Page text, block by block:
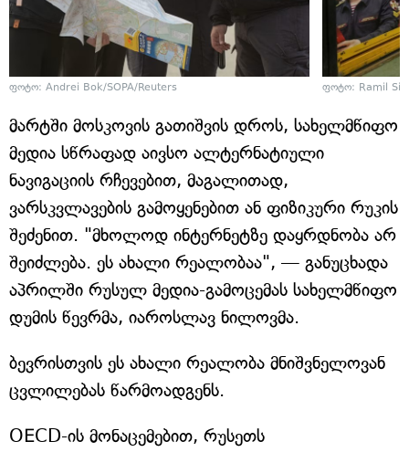
ფოტო: Andrei Bok/SOPA/Reuters ფოტო: Ramil
მარტში მოსკოვის გათიშვის დროს, სახელმწიფო
მედია სწრაფად აივსო ალტერნატიული
ნავიგაციის რჩევებით, მაგალითად,
ვარსკვლავების გამოყენებით ან ფიზიკური რუკის
შეძენით. "მხოლოდ ინტერნეტზე დაყრდნობა არ
შეიძლება. ეს ახალი რეალობაა", — განუცხადა
აპრილში რუსულ მედია-გამოცემას სახელმწიფო
დუმის წევრმა, იაროსლავ ნილოვმა.
ბევრისთვის ეს ახალი რეალობა მნიშვნელოვან
ცვლილებას წარმოადგენს.
OECD-ის მონაცემებით, რუსეთს